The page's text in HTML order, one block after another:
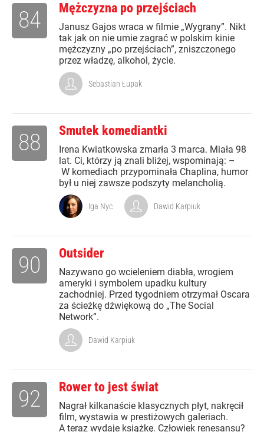
Mężczyzna po przejściach
Janusz Gajos wraca w filmie „Wygrany”. Nikt
tak jak on nie umie zagrać w polskim kinie
mężczyzny „po przejściach”, zniszczonego
przez władzę, alkohol, życie.
84
Sebastian Łupak
Smutek komediantki
Irena Kwiatkowska zmarła 3 marca. Miała 98
lat. Ci, którzy ją znali bliżej, wspominają: –
W komediach przypominała Chaplina, humor
był u niej zawsze podszyty melancholią.
88
Iga Nyc Dawid Karpiuk
Outsider
Nazywano go wcieleniem diabła, wrogiem
ameryki i symbolem upadku kultury
zachodniej. Przed tygodniem otrzymał Oscara
za ścieżkę dźwiękową do „The Social
Network”.
90
Dawid Karpiuk
Rower to jest świat
Nagrał kilkanaście klasycznych płyt, nakręcił
film, wystawia w prestiżowych galeriach.
A teraz wydaje książkę. Człowiek renesansu?
92